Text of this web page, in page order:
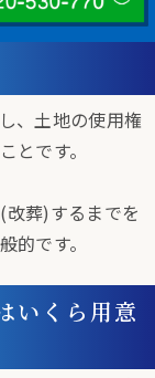
、土地の使用権
とです。
葬)するまでを
的です。
いくら用意